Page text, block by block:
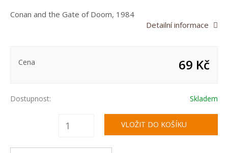
Conan and the Gate of Doom, 1984
Detailní informace
Cena 69 Kč
Dostupnost: Skladem